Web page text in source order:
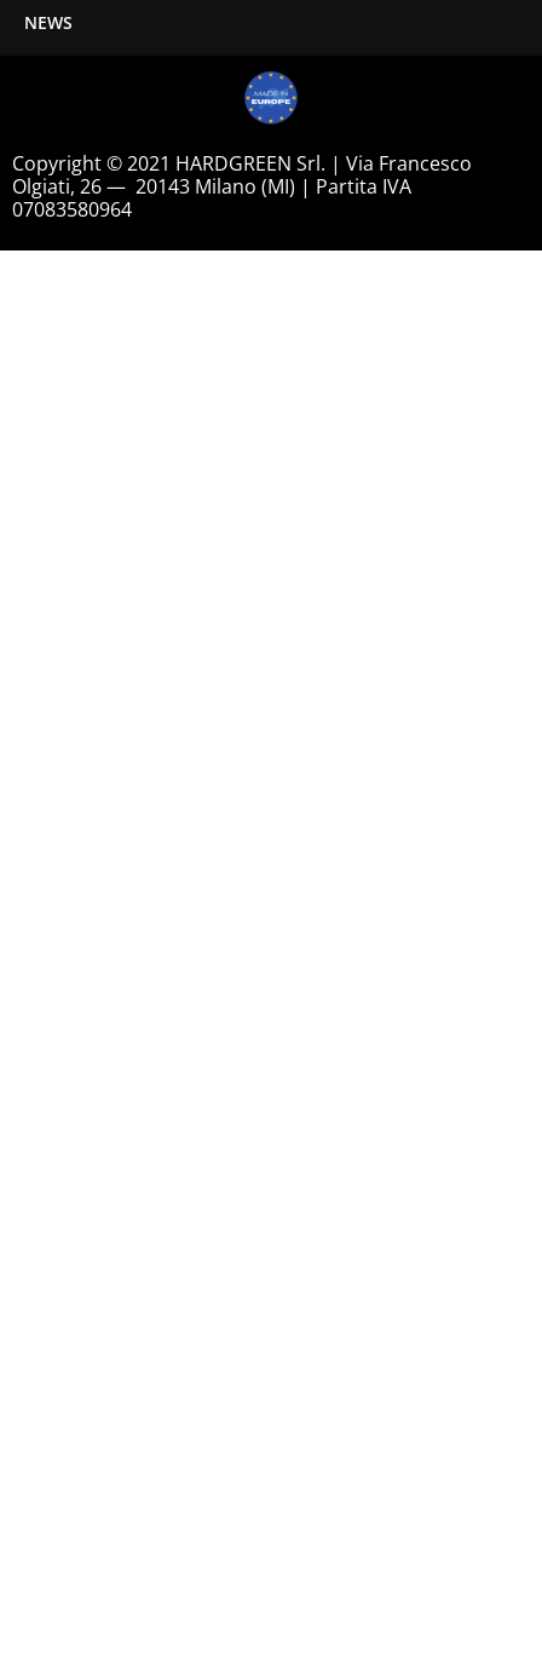
NEWS
Copyright © 2021 HARDGREEN Srl. | Via Francesco
Olgiati, 26 — 20143 Milano (MI) | Partita IVA
07083580964